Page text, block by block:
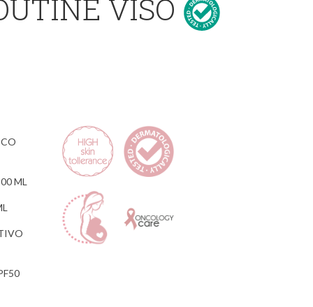
VISO
ML